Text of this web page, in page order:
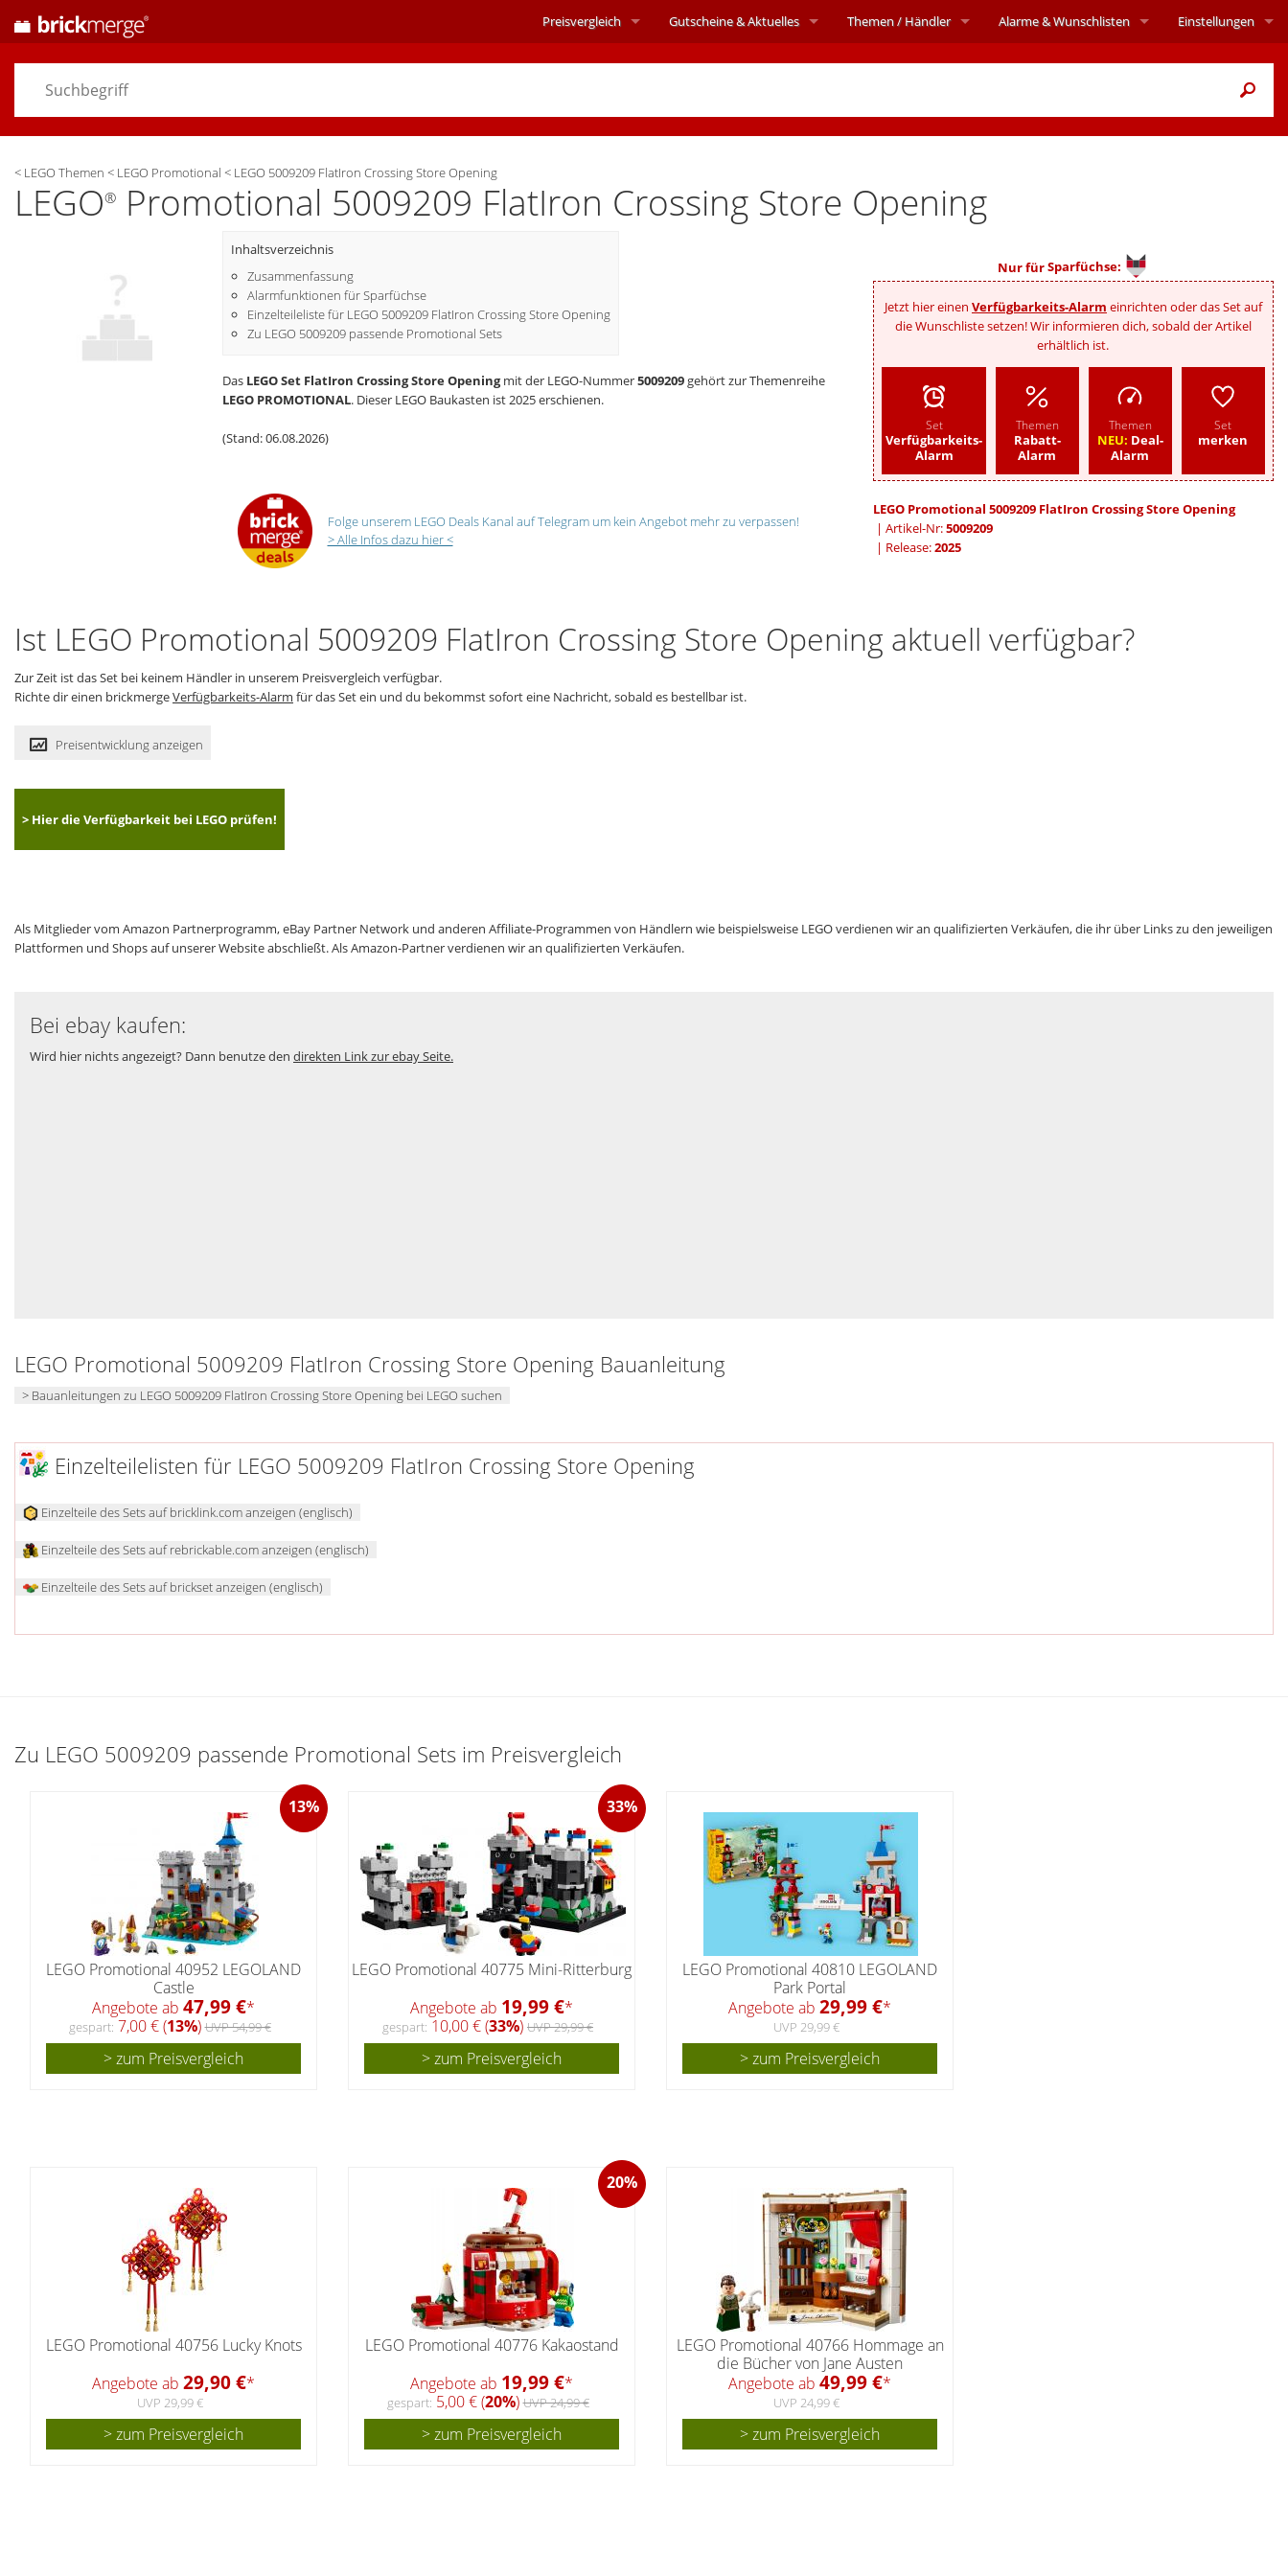
< LEGO Themen < LEGO Promotional < LEGO 5009209 FlatIron Crossing Store Opening
LEGO® Promotional 5009209 FlatIron Crossing Store Opening
Nur fürSparfüchse:
Jetzt hier einen Verfügbarkeits-Alarm einrichten oder das Set auf
die Wunschliste setzen! Wir informieren dich, sobald der Artikel
erhältlich ist.
Set
Verfügbarkeits-
Alarm
Themen
Rabatt-
Alarm
Themen
NEU: Deal-
Alarm
Set
merken
LEGO Promotional 5009209 FlatIron Crossing Store Opening
| Artikel-Nr:5009209
| Release:2025
Inhaltsverzeichnis
Zusammenfassung
Alarmfunktionen für Sparfüchse
Einzelteileliste für LEGO 5009209 FlatIron Crossing Store Opening
Zu LEGO 5009209 passende Promotional Sets
Das LEGO Set FlatIron Crossing Store Openingmit der LEGO-Nummer5009209gehört zur Themenreihe
LEGO PROMOTIONAL. Dieser LEGO Baukasten ist 2025 erschienen.
(Stand: 06.08.2026)
Folge unserem LEGO Deals Kanal auf Telegram um kein Angebot mehr zu verpassen!
> Alle Infos dazu hier <
Ist LEGO Promotional 5009209 FlatIron Crossing Store Opening aktuell verfügbar?
Zur Zeit ist das Set bei keinem Händler in unserem Preisvergleich verfügbar.
Richte dir einen brickmergeVerfügbarkeits-Alarm für das Set ein und du bekommst sofort eine Nachricht, sobald es bestellbar ist.
Preisentwicklung anzeigen
> Hier die Verfügbarkeit bei LEGO prüfen!
Als Mitglieder vom Amazon Partnerprogramm, eBay Partner Network und anderen Affiliate-Programmen von Händlern wie beispielsweise LEGO verdienen wir an qualifizierten Verkäufen, die ihr über Links zu den jeweiligen
Plattformen und Shops auf unserer Website abschließt. Als Amazon-Partner verdienen wir an qualifizierten Verkäufen.
Bei ebay kaufen:
Wird hier nichts angezeigt? Dann benutze den direkten Link zur ebay Seite.
LEGO Promotional 5009209 FlatIron Crossing Store Opening Bauanleitung
> Bauanleitungen zu LEGO 5009209 FlatIron Crossing Store Opening bei LEGO suchen
Einzelteilelisten für LEGO 5009209 FlatIron Crossing Store Opening
Einzelteile des Sets auf bricklink.com anzeigen (englisch)
Einzelteile des Sets auf rebrickable.com anzeigen (englisch)
Einzelteile des Sets auf brickset anzeigen (englisch)
Zu LEGO 5009209 passende Promotional Sets im Preisvergleich
13%
LEGO Promotional 40952 LEGOLAND
Castle
Angebote ab 47,99 €*
gespart: 7,00 € (13%)UVP 54,99 €
> zum Preisvergleich
33%
LEGO Promotional 40775 Mini-Ritterburg
Angebote ab 19,99 €*
gespart: 10,00 € (33%) UVP 29,99 €
> zum Preisvergleich
LEGO Promotional 40810 LEGOLAND
Park Portal
Angebote ab 29,99 €*
UVP 29,99 €
> zum Preisvergleich
LEGO Promotional 40756 Lucky Knots
Angebote ab 29,90 €*
UVP 29,99 €
> zum Preisvergleich
20%
LEGO Promotional 40776 Kakaostand
Angebote ab 19,99 €*
gespart: 5,00 € (20%)UVP 24,99 €
> zum Preisvergleich
LEGO Promotional 40766 Hommage an
die Bücher von Jane Austen
Angebote ab 49,99 €*
UVP 24,99 €
> zum Preisvergleich
Preisvergleich Gutscheine &Aktuelles Themen/ Händler Alarme& Wunschlisten Einstellungen